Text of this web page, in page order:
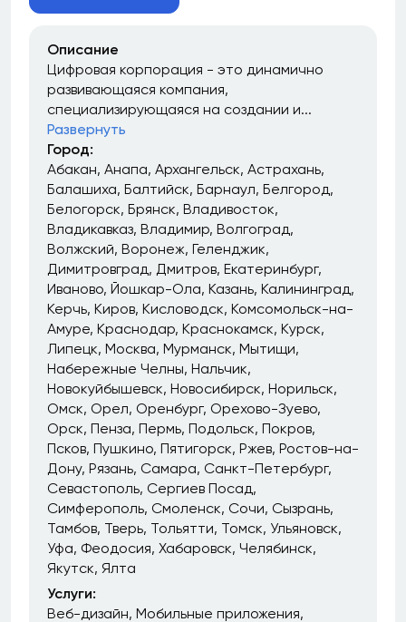
Описание
Цифровая корпорация - это динамично
развивающаяся компания,
специализирующаяся на создании и...
Развернуть
Город:
Абакан Анапа Архангельск Астрахань
Балашиха Балтийск Барнаул Белгород
Белогорск Брянск Владивосток
Владикавказ Владимир Волгоград
Волжский Воронеж Геленджик
Димитровград Дмитров Екатеринбург
Иваново Йошкар-Ола Казань Калининград
Керчь Киров Кисловодск Комсомольск-на-
Амуре Краснодар Краснокамск Курск
Липецк Москва Мурманск Мытищи
Набережные Челны Нальчик
Новокуйбышевск Новосибирск Норильск
Омск Орел Оренбург Орехово-Зуево
Орск Пенза Пермь Подольск Покров
Псков Пушкино Пятигорск Ржев Ростов-на-
Дону Рязань Самара Санкт-Петербург
Севастополь Сергиев Посад
Симферополь Смоленск Сочи Сызрань
Тамбов Тверь Тольятти Томск Ульяновск
Уфа Феодосия Хабаровск Челябинск
Якутск Ялта
Услуги:
Веб-дизайн Мобильные приложения